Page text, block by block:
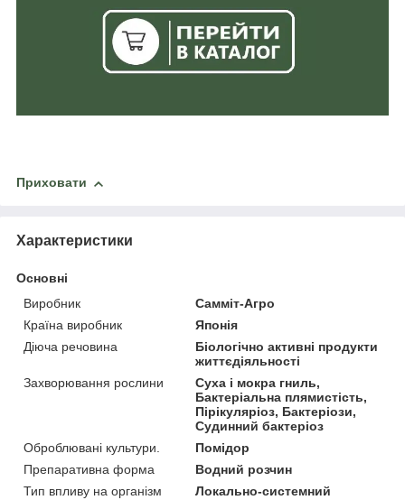
Приховати
Характеристики
Основні
Виробник
Самміт-Агро
Країна виробник
Японія
Діюча речовина
Біологічно активні продукти
життєдіяльності
Захворювання рослини
Суха і мокра гниль,
Бактеріальна плямистість,
Пірікуляріоз, Бактеріози,
Судинний бактеріоз
Оброблювані культури.
Помідор
Препаративна форма
Водний розчин
Тип впливу на організм
Локально-системний